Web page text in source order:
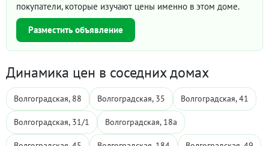
покупатели, которые изучают цены именно в этом доме.
Разместить объявление
Динамика цен в соседних домах
Волгоградская, 88 Волгоградская, 35 Волгоградская, 41
Волгоградская, 31/1 Волгоградская, 18а